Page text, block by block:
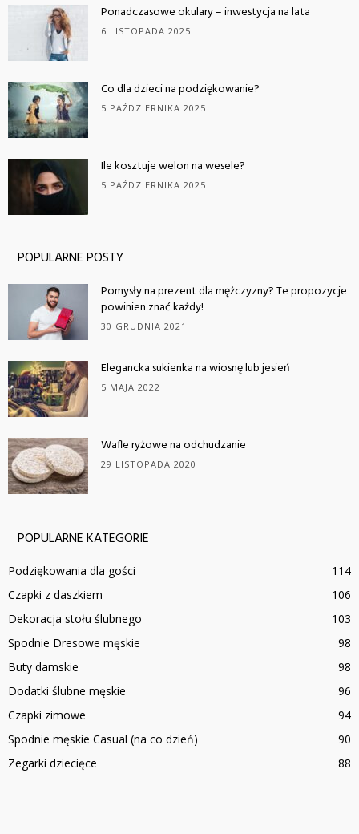
Ponadczasowe okulary – inwestycja na lata
6 LISTOPADA 2025
Co dla dzieci na podziękowanie?
5 PAŹDZIERNIKA 2025
Ile kosztuje welon na wesele?
5 PAŹDZIERNIKA 2025
POPULARNE POSTY
Pomysły na prezent dla mężczyzny? Te propozycje
powinien znać każdy!
30 GRUDNIA 2021
Elegancka sukienka na wiosnę lub jesień
5 MAJA 2022
Wafle ryżowe na odchudzanie
29 LISTOPADA 2020
POPULARNE KATEGORIE
Podziękowania dla gości
114
Czapki z daszkiem
106
Dekoracja stołu ślubnego
103
Spodnie Dresowe męskie
98
Buty damskie
98
Dodatki ślubne męskie
96
Czapki zimowe
94
Spodnie męskie Casual (na co dzień)
90
Zegarki dziecięce
88